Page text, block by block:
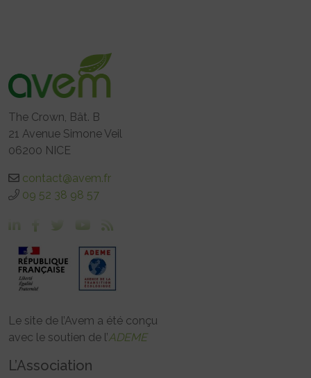
The Crown, Bât. B
21 Avenue Simone Veil
06200 NICE
contact@avem.fr
09 52 38 98 57
Le site de l’Avem a été conçu
avec le soutien de l’ADEME
L’Association